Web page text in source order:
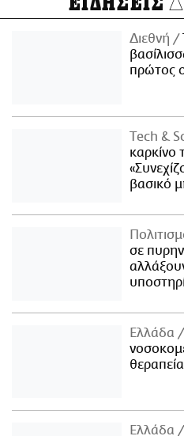
Διεθνή
πρώτος
Τech &
καρκίνο
βασικό
σε
Ελλάδα
Ελλάδα